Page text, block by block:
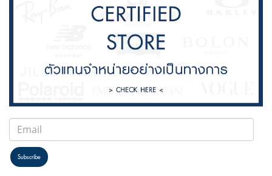
Subscribe